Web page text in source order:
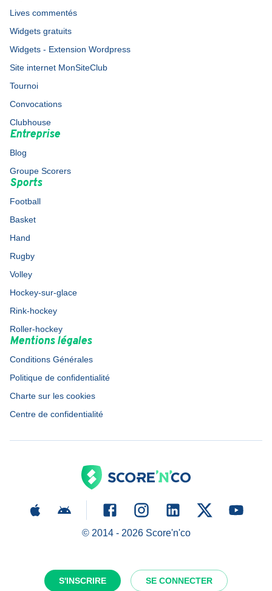
S'INSCRIRE SE CONNECTER
Lives commentés
Widgets gratuits
Widgets - Extension Wordpress
Site internet MonSiteClub
Tournoi
Convocations
Clubhouse
Entreprise
Blog
Groupe Scorers
Sports
Football
Basket
Hand
Rugby
Volley
Hockey-sur-glace
Rink-hockey
Roller-hockey
Mentions légales
Conditions Générales
Politique de confidentialité
Charte sur les cookies
Centre de confidentialité
© 2014 - 2026Score'n'co